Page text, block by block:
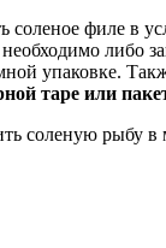
соленое филе в
либо
упаковке.
таре или
соленую рыбу в